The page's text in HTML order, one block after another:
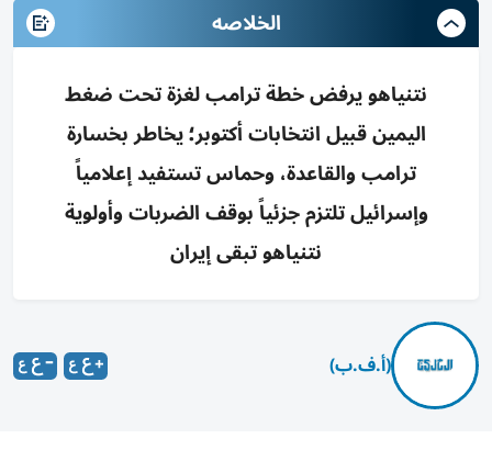
الخلاصه
نتنياهو يرفض خطة ترامب لغزة تحت ضغط
اليمين قبيل انتخابات أكتوبر؛ يخاطر بخسارة
ترامب والقاعدة، وحماس تستفيد إعلامياً
وإسرائيل تلتزم جزئياً بوقف الضربات وأولوية
نتنياهو تبقى إيران
(أ.ف.ب)